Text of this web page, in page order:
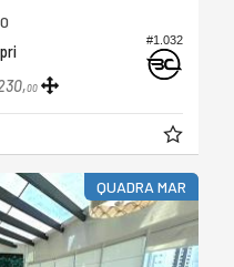
#1.032
00
QUADRA MAR